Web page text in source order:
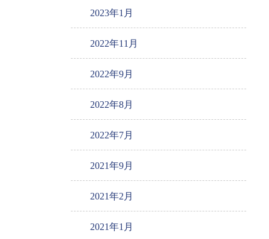
2023年1月
2022年11月
2022年9月
2022年8月
2022年7月
2021年9月
2021年2月
2021年1月